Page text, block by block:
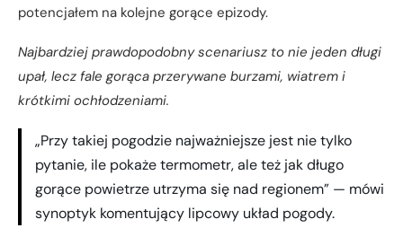
potencjałem na kolejne gorące epizody.
Najbardziej prawdopodobny scenariusz to nie jeden długi
upał, lecz fale gorąca przerywane burzami, wiatrem i
krótkimi ochłodzeniami.
„Przy takiej pogodzie najważniejsze jest nie tylko
pytanie, ile pokaże termometr, ale też jak długo
gorące powietrze utrzyma się nad regionem” — mówi
synoptyk komentujący lipcowy układ pogody.